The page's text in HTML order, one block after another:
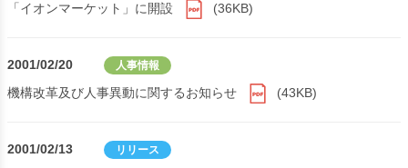
「イオンマーケット」に開設
(36KB)
2001/02/20 人事情報
機構改革及び人事異動に関するお知らせ (43KB)
2001/02/13 リリース